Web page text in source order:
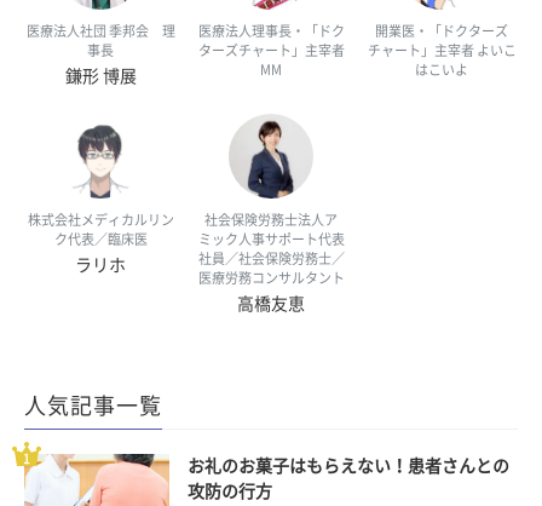
医療法人社団 季邦会 理
事長
鎌形 博展
医療法人理事長・「ドク
ターズチャート」主宰者
MM
開業医・「ドクターズ
チャート」主宰者 よいこ
はこいよ
株式会社メディカルリン
ク代表／臨床医
ラリホ
社会保険労務士法人ア
ミック人事サポート代表
社員／社会保険労務士／
医療労務コンサルタント
高橋友恵
人気記事一覧
お礼のお菓子はもらえない！患者さんとの
攻防の行方